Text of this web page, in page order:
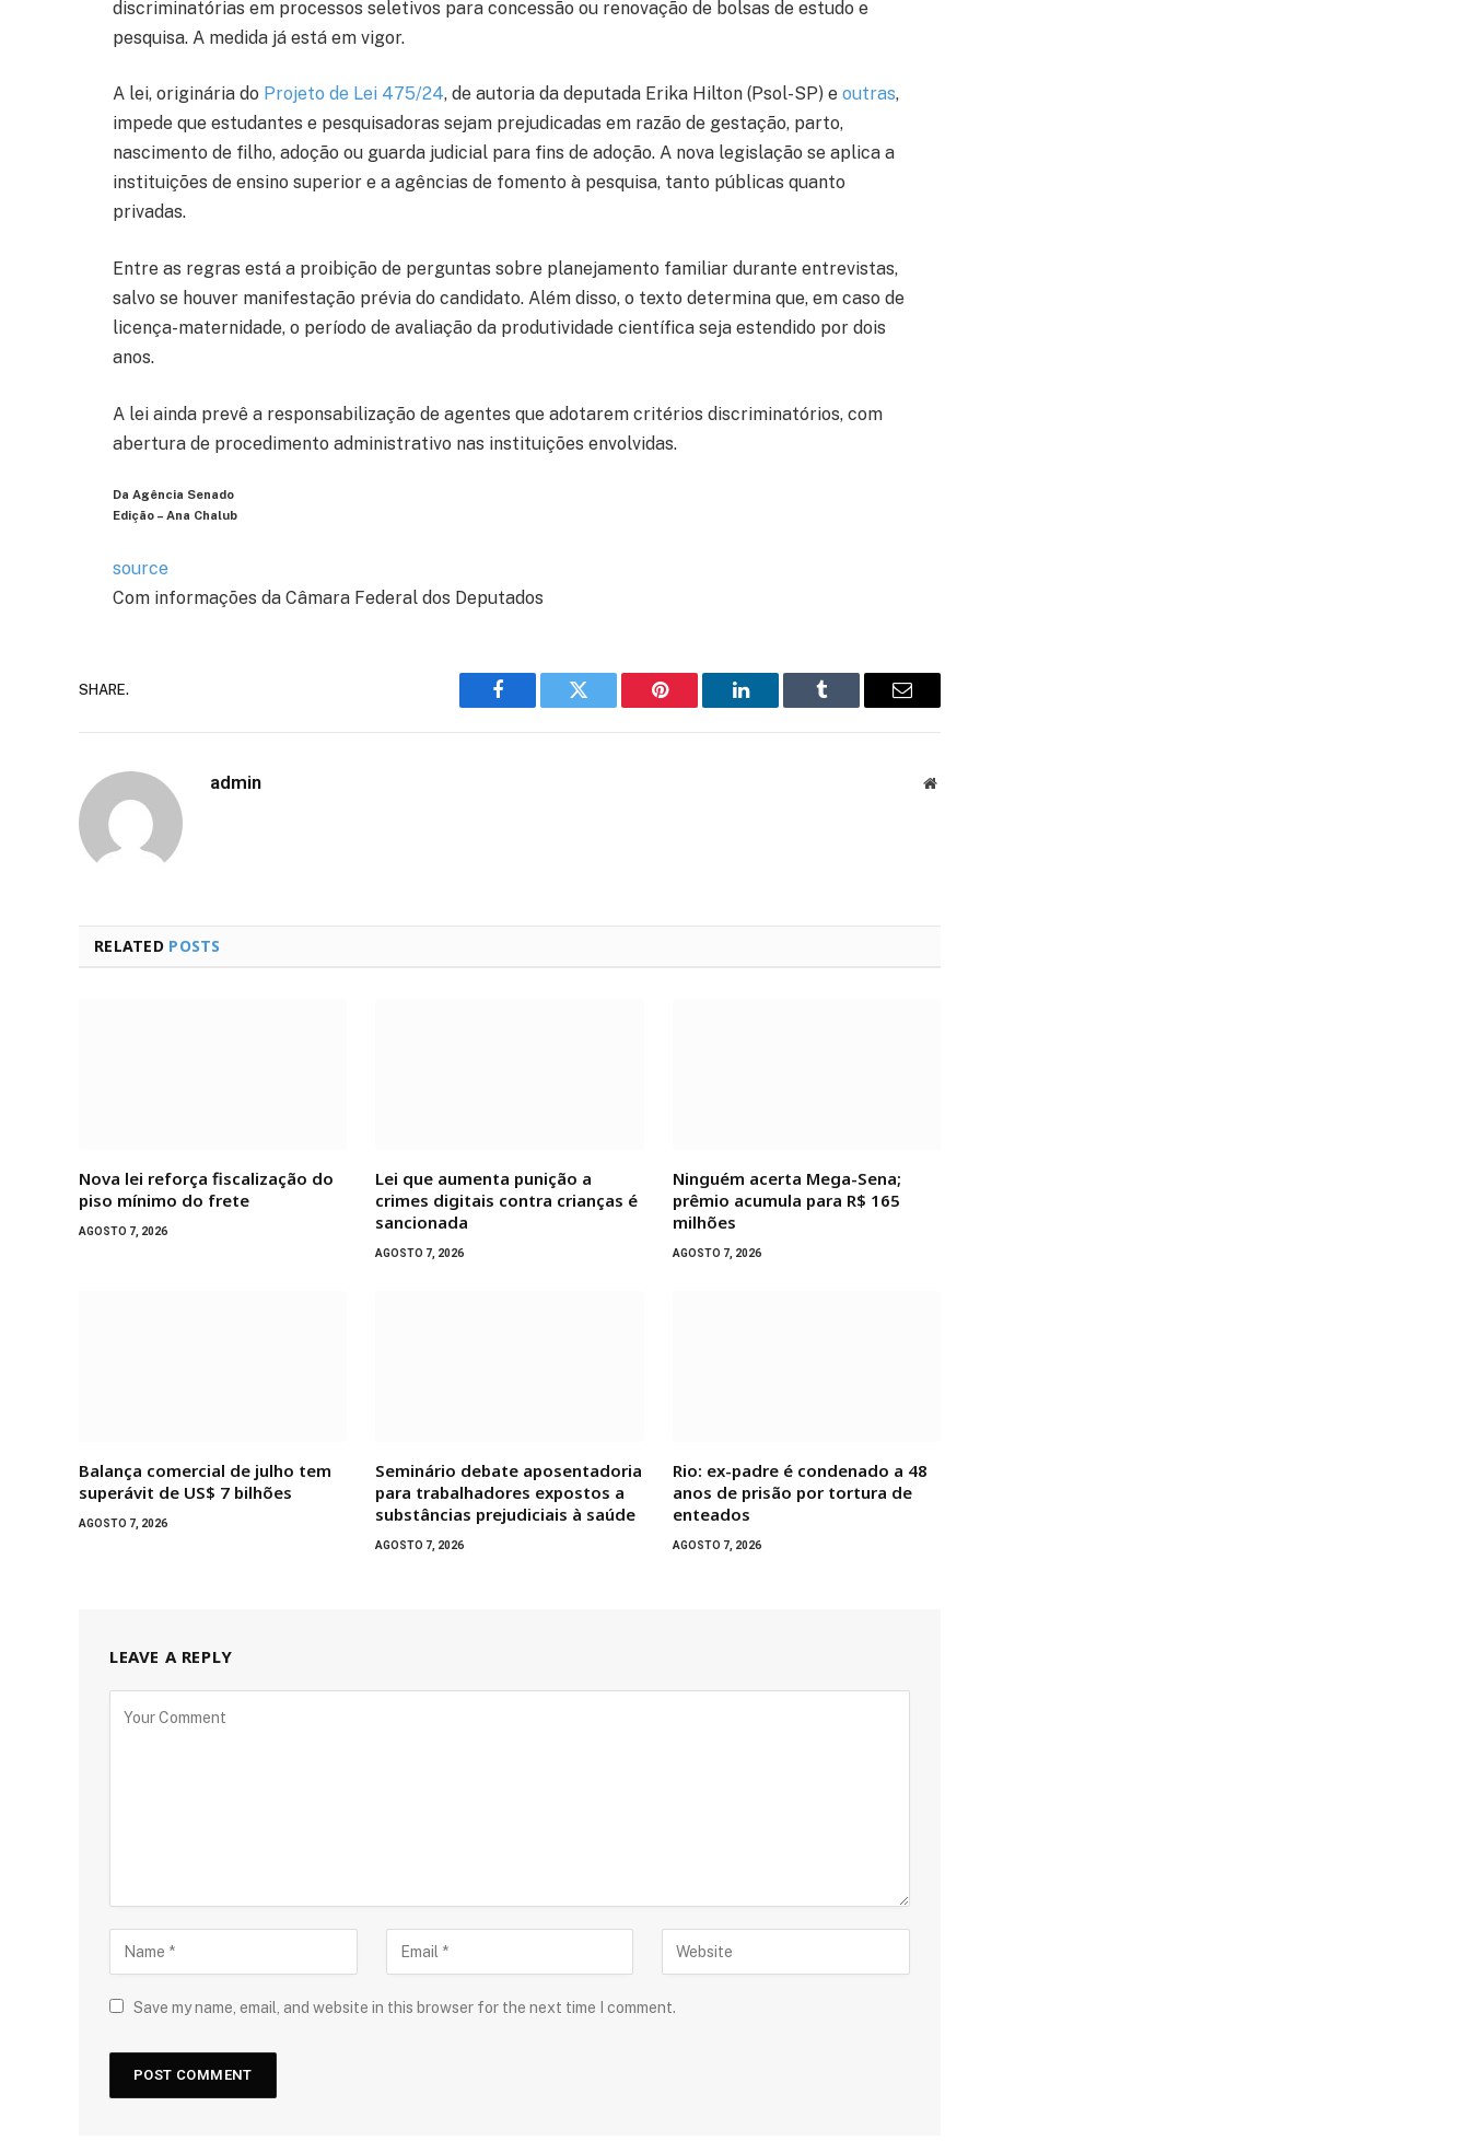
discriminatórias em processos seletivos para concessão ou renovação de bolsas de estudo e
pesquisa. A medida já está em vigor.
A lei, originária do Projeto de Lei 475/24, de autoria da deputada Erika Hilton (Psol-SP) e outras,
impede que estudantes e pesquisadoras sejam prejudicadas em razão de gestação, parto,
nascimento de filho, adoção ou guarda judicial para fins de adoção. A nova legislação se aplica a
instituições de ensino superior e a agências de fomento à pesquisa, tanto públicas quanto
privadas.
Entre as regras está a proibição de perguntas sobre planejamento familiar durante entrevistas,
salvo se houver manifestação prévia do candidato. Além disso, o texto determina que, em caso de
licença-maternidade, o período de avaliação da produtividade científica seja estendido por dois
anos.
A lei ainda prevê a responsabilização de agentes que adotarem critérios discriminatórios, com
abertura de procedimento administrativo nas instituições envolvidas.
Da Agência Senado
Edição – Ana Chalub
source
Com informações da Câmara Federal dos Deputados
SHARE.
Facebook Twitter Pinterest LinkedIn Tumblr Email
admin Website
RELATED POSTS
Nova lei reforça fiscalização do
piso mínimo do frete
AGOSTO 7, 2026
Lei que aumenta punição a
crimes digitais contra crianças é
sancionada
AGOSTO 7, 2026
Ninguém acerta Mega-Sena;
prêmio acumula para R$ 165
milhões
AGOSTO 7, 2026
Balança comercial de julho tem
superávit de US$ 7 bilhões
AGOSTO 7, 2026
Seminário debate aposentadoria
para trabalhadores expostos a
substâncias prejudiciais à saúde
AGOSTO 7, 2026
Rio: ex-padre é condenado a 48
anos de prisão por tortura de
enteados
AGOSTO 7, 2026
LEAVE A REPLY
Save my name, email, and website in this browser for the next time I comment.